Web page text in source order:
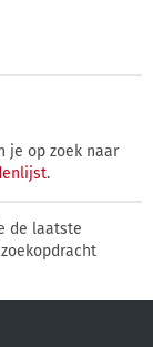
je op zoek naar
.
de laatste